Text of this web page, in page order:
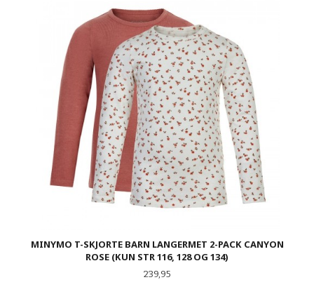
MINYMO T-SKJORTE BARN LANGERMET 2-PACK CANYON
ROSE (KUN STR 116, 128 OG 134)
Pris
239,95